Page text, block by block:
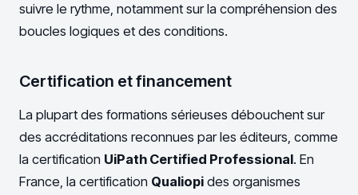
suivre le rythme, notamment sur la compréhension des
boucles logiques et des conditions.
Certification et financement
La plupart des formations sérieuses débouchent sur
des accréditations reconnues par les éditeurs, comme
la certification UiPath Certified Professional. En
France, la certification Qualiopi des organismes